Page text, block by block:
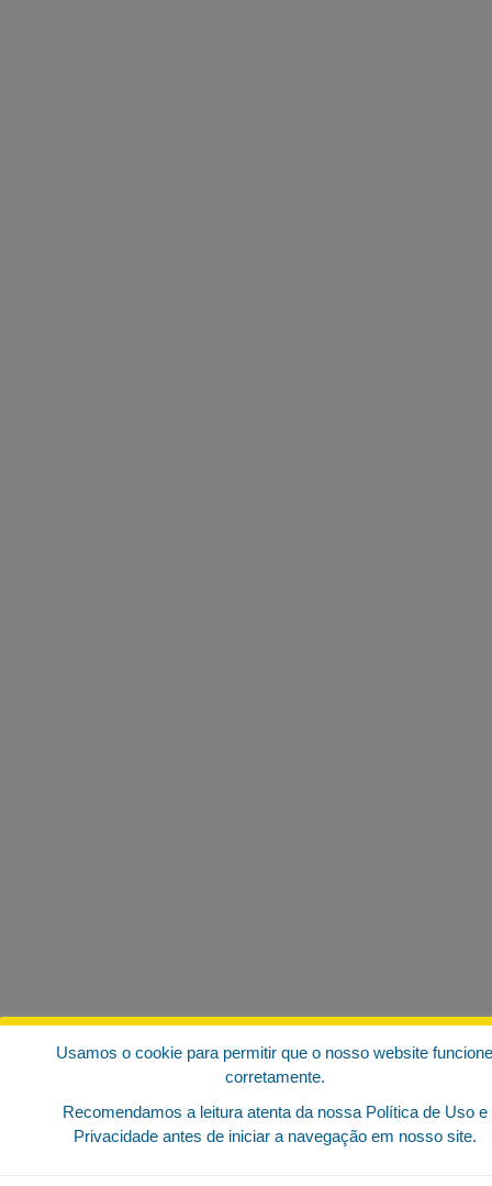
Usamos o cookie para permitir que o nosso website funcione
corretamente.
Recomendamos a leitura atenta da nossa Política de Uso e
Privacidade antes de iniciar a navegação em nosso site.